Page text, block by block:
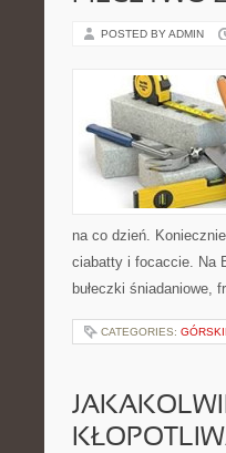
POSTED BY ADMIN
na co dzień.
ciabatty i focaccie. Na
bułeczki śniadaniowe,
CATEGORIES: